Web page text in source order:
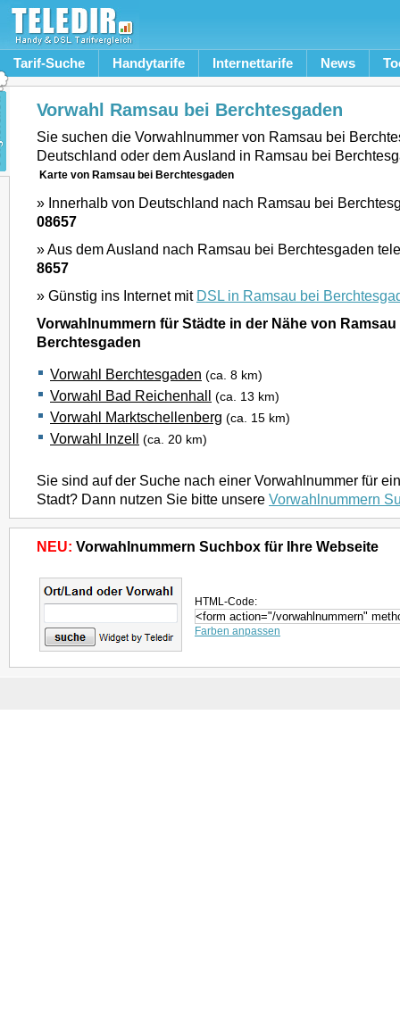
Tarif-Suche Handytarife Internettarife News
Vorwahl Ramsau bei Berchtesgaden
Sie suchen die Vorwahlnummer von Ramsau bei
Deutschland oder dem Ausland in Ramsau bei
Karte von Ramsau bei Berchtesgaden
» Innerhalb von Deutschland nach Ramsau bei
08657
» Aus dem Ausland nach Ramsau bei Berchtesgaden
8657
» Günstig ins Internet mit DSL in Ramsau bei
Vorwahlnummern für Städte in der Nähe von Ramsau
Berchtesgaden
Vorwahl Berchtesgaden (ca. 8 km)
Vorwahl Bad Reichenhall (ca. 13 km)
Vorwahl Marktschellenberg (ca. 15 km)
Vorwahl Inzell (ca. 20 km)
Sie sind auf der Suche nach einer Vorwahlnummer für
Stadt? Dann nutzen Sie bitte unsere Vorwahlnummern
NEU: Vorwahlnummern Suchbox für Ihre Webseite
HTML-Code:
Farben anpassen